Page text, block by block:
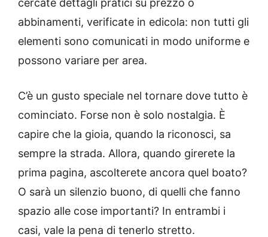
cercate dettagli pratici su prezzo o
abbinamenti, verificate in edicola: non tutti gli
elementi sono comunicati in modo uniforme e
possono variare per area.
C’è un gusto speciale nel tornare dove tutto è
cominciato. Forse non è solo nostalgia. È
capire che la gioia, quando la riconosci, sa
sempre la strada. Allora, quando girerete la
prima pagina, ascolterete ancora quel boato?
O sarà un silenzio buono, di quelli che fanno
spazio alle cose importanti? In entrambi i
casi, vale la pena di tenerlo stretto.